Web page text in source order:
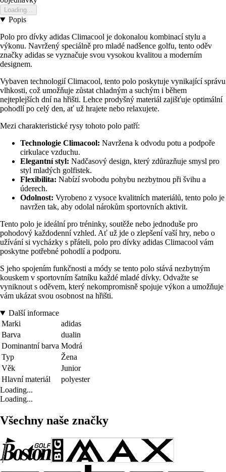
Loading...
Popis
Polo pro dívky adidas Climacool je dokonalou kombinací stylu a
výkonu. Navržený speciálně pro mladé nadšence golfu, tento oděv
značky adidas se vyznačuje svou vysokou kvalitou a moderním
designem.
Vybaven technologií Climacool, tento polo poskytuje vynikající správu
vlhkosti, což umožňuje zůstat chladným a suchým i během
nejteplejších dní na hřišti. Lehce prodyšný materiál zajišťuje optimální
pohodlí po celý den, ať už hrajete nebo relaxujete.
Mezi charakteristické rysy tohoto polo patří:
Technologie Climacool: Navržena k odvodu potu a podpoře
cirkulace vzduchu.
Elegantní styl: Nadčasový design, který zdůrazňuje smysl pro
styl mladých golfistek.
Flexibilita: Nabízí svobodu pohybu nezbytnou při švihu a
úderech.
Odolnost: Vyrobeno z vysoce kvalitních materiálů, tento polo je
navržen tak, aby odolal nárokům sportovních aktivit.
Tento polo je ideální pro tréninky, soutěže nebo jednoduše pro
pohodový každodenní vzhled. Ať už jde o zlepšení vaší hry, nebo o
užívání si vycházky s přáteli, polo pro dívky adidas Climacool vám
poskytne potřebné pohodlí a podporu.
S jeho spojením funkčnosti a módy se tento polo stává nezbytným
kouskem v sportovním šatníku každé mladé dívky. Odvažte se
vyniknout s oděvem, který nekompromisně spojuje výkon a umožňuje
vám ukázat svou osobnost na hřišti.
Další informace
Marki
adidas
Barva
dualin
Dominantní barva Modrá
Typ
Žena
Věk
Junior
Hlavní materiál
polyester
Loading...
Loading...
Všechny naše značky